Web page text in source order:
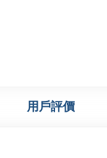
用戶評價